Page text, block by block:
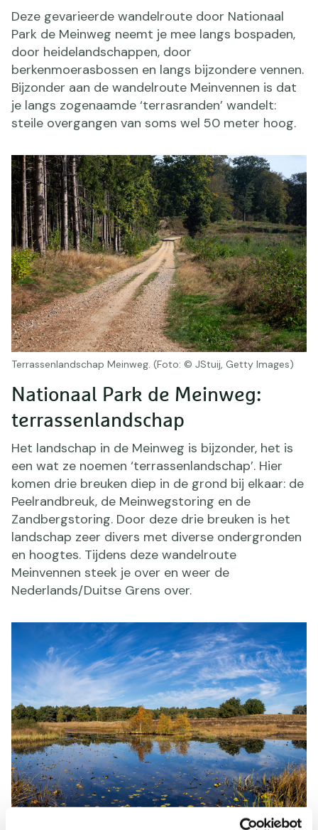
Deze gevarieerde wandelroute door Nationaal
Park de Meinweg neemt je mee langs bospaden,
door heidelandschappen, door
berkenmoerasbossen en langs bijzondere vennen.
Bijzonder aan de wandelroute Meinvennen is dat
je langs zogenaamde ‘terrasranden’ wandelt:
steile overgangen van soms wel 50 meter hoog.
Nationaal Park de Meinweg:
terrassenlandschap
Het landschap in de Meinweg is bijzonder, het is
een wat ze noemen ‘terrassenlandschap’. Hier
komen drie breuken diep in de grond bij elkaar: de
Peelrandbreuk, de Meinwegstoring en de
Zandbergstoring. Door deze drie breuken is het
landschap zeer divers met diverse ondergronden
en hoogtes. Tijdens deze wandelroute
Meinvennen steek je over en weer de
Nederlands/Duitse Grens over.
Terrassenlandschap Meinweg. (Foto: © JStuij, Getty Images)